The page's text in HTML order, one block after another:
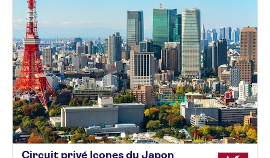
Circuit privé Icones du Japon